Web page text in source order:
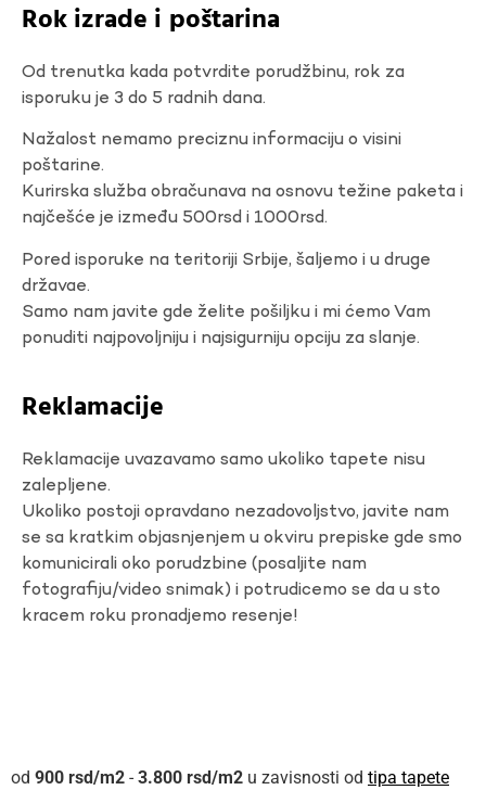
Rok izrade i poštarina
Od trenutka kada potvrdite porudžbinu, rok za
isporuku je 3 do 5 radnih dana.
Nažalost nemamo preciznu informaciju o visini
poštarine.
Kurirska služba obračunava na osnovu težine paketa i
najčešće je između 500rsd i 1000rsd.
Pored isporuke na teritoriji Srbije, šaljemo i u druge
državae.
Samo nam javite gde želite pošiljku i mi ćemo Vam
ponuditi najpovoljniju i najsigurniju opciju za slanje.
Reklamacije
Reklamacije uvazavamo samo ukoliko tapete nisu
zalepljene.
Ukoliko postoji opravdano nezadovoljstvo, javite nam
se sa kratkim objasnjenjem u okviru prepiske gde smo
komunicirali oko porudzbine (posaljite nam
fotografiju/video snimak) i potrudicemo se da u sto
kracem roku pronadjemo resenje!
900 rsd - 3.800 rsd u zavisnosti od tipa tapete